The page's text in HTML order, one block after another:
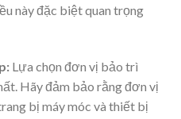
này đặc biệt quan trọng
Lựa chọn đơn vị bảo trì
Hãy đảm bảo rằng đơn vị
bị máy móc và thiết bị